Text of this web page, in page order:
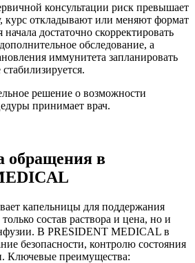
консультации риск превышает
курс откладывают или меняют формат
достаточно скорректировать
обследование, а
иммунитета запланировать
решение о возможности
принимает врач.
обращения в
капельницы для поддержания
состав раствора и цена, но и
В PRESIDENT MEDICAL в
безопасности, контролю состояния
Ключевые преимущества: